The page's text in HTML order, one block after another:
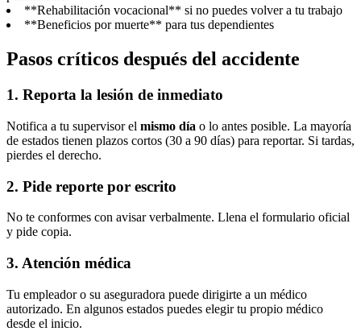
**Rehabilitación vocacional** si no puedes volver a tu trabajo
**Beneficios por muerte** para tus dependientes
Pasos críticos después del accidente
1. Reporta la lesión de inmediato
Notifica a tu supervisor el mismo día o lo antes posible. La mayoría
de estados tienen plazos cortos (30 a 90 días) para reportar. Si tardas,
pierdes el derecho.
2. Pide reporte por escrito
No te conformes con avisar verbalmente. Llena el formulario oficial
y pide copia.
3. Atención médica
Tu empleador o su aseguradora puede dirigirte a un médico
autorizado. En algunos estados puedes elegir tu propio médico
desde el inicio.